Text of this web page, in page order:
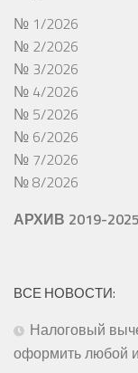
№ 1/2026
№ 2/2026
№ 3/2026
№ 4/2026
№ 5/2026
№ 6/2026
№ 7/2026
№ 8/2026
АРХИВ 2019-2025
ВСЕ НОВОСТИ:
Налоговый
оформить любой